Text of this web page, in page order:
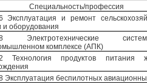
Специальность/профессия
Эксплуатация и ремонт
и оборудования
Электротехнические
комплексе (АПК)
Технология продуктов питания
Эксплуатация беспилотных